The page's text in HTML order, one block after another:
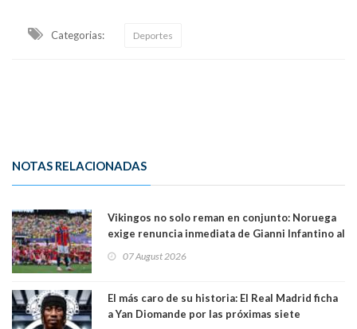
Categorias: Deportes
NOTAS RELACIONADAS
Vikingos no solo reman en conjunto: Noruega
exige renuncia inmediata de Gianni Infantino al
07 August 2026
El más caro de su historia: El Real Madrid ficha
a Yan Diomande por las próximas siete